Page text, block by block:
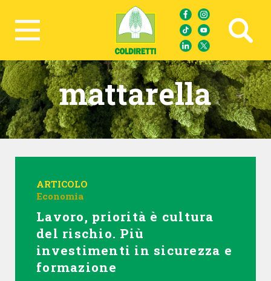
Ricerca avanzata
mattarella
ARTICOLO
Economia
Lavoro, priorità è cultura
del rischio. Più
investimenti in sicurezza e
formazione